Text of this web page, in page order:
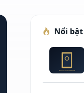
Nổi bật